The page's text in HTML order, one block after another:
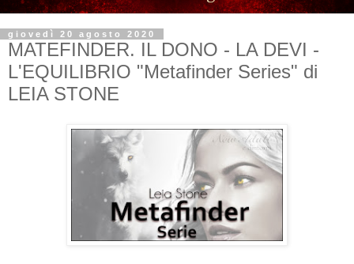
giovedì 20 agosto 2020
MATEFINDER. IL DONO - LA DEVI -
L'EQUILIBRIO "Metafinder Series" di
LEIA STONE